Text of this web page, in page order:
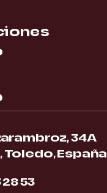
34A
Toledo, España
28 53